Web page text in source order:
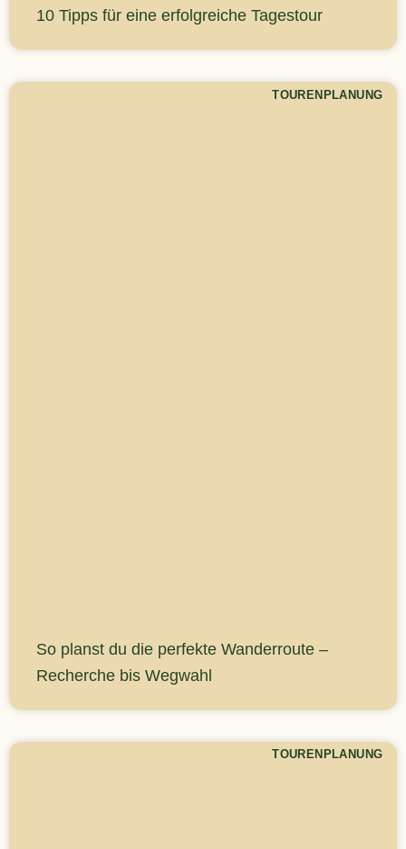
10 Tipps für eine erfolgreiche Tagestour
TOURENPLANUNG
So planst du die perfekte Wanderroute –
Recherche bis Wegwahl
TOURENPLANUNG